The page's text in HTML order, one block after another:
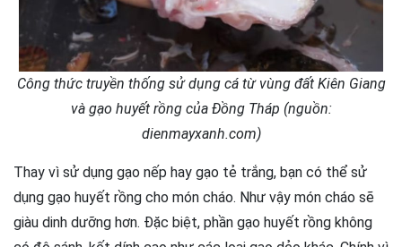
Công thức truyền thống sử dụng cá từ vùng đất Kiên Giang
và gạo huyết rồng của Đồng Tháp (nguồn:
dienmayxanh.com)
Thay vì sử dụng gạo nếp hay gạo tẻ trắng, bạn có thể sử
dụng gạo huyết rồng cho món cháo. Như vậy món cháo sẽ
giàu dinh dưỡng hơn. Đặc biệt, phần gạo huyết rồng không